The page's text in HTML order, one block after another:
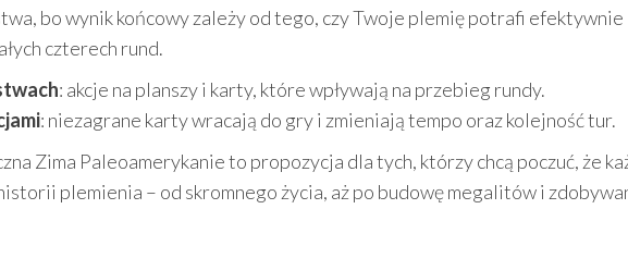
bo wynik końcowy zależy od tego, czy Twoje plemię potrafi efektywnie
czterech rund.
: akcje na planszy i karty, które wpływają na przebieg rundy.
: niezagrane karty wracają do gry i zmieniają tempo oraz kolejność tur.
Zima Paleoamerykanie to propozycja dla tych, którzy chcą poczuć, że
plemienia – od skromnego życia, aż po budowę megalitów i